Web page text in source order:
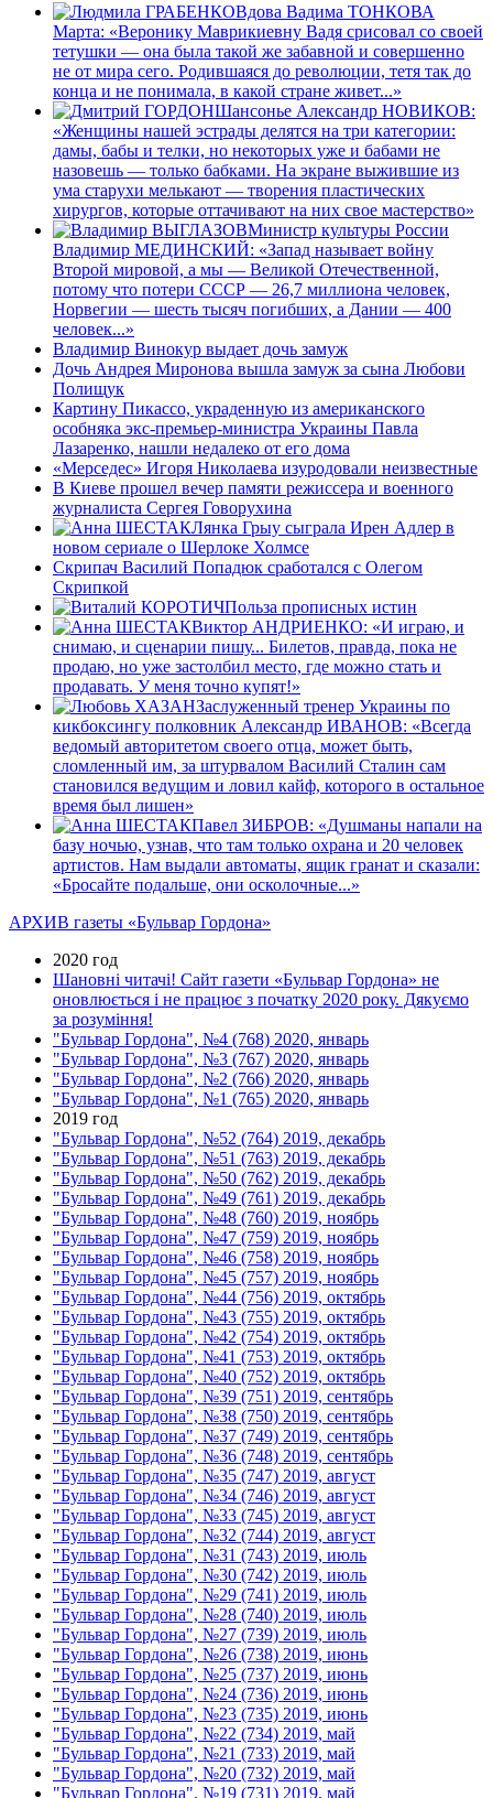
Вдова Вадима ТОНКОВА
Марта: «Веронику Маврикиевну Вадя срисовал со своей
тетушки — она была такой же забавной и совершенно
не от мира сего. Родившаяся до революции, тетя так до
конца и не понимала, в какой стране живет...»
Шансонье Александр НОВИКОВ:
«Женщины нашей эстрады делятся на три категории:
дамы, бабы и телки, но некоторых уже и бабами не
назовешь — только бабками. На экране выжившие из
ума старухи мелькают — творения пластических
хирургов, которые оттачивают на них свое мастерство»
Министр культуры России
Владимир МЕДИНСКИЙ: «Запад называет войну
Второй мировой, а мы — Великой Отечественной,
потому что потери СССР — 26,7 миллиона человек,
Норвегии — шесть тысяч погибших, а Дании — 400
человек...»
Владимир Винокур выдает дочь замуж
Дочь Андрея Миронова вышла замуж за сына Любови
Полищук
Картину Пикассо, украденную из американского
особняка экс-премьер-министра Украины Павла
Лазаренко, нашли недалеко от его дома
«Мерседес» Игоря Николаева изуродовали неизвестные
В Киеве прошел вечер памяти режиссера и военного
журналиста Сергея Говорухина
Лянка Грыу сыграла Ирен Адлер в
новом сериале о Шерлоке Холмсе
Скрипач Василий Попадюк сработался с Олегом
Скрипкой
Польза прописных истин
Виктор АНДРИЕНКО: «И играю, и
снимаю, и сценарии пишу... Билетов, правда, пока не
продаю, но уже застолбил место, где можно стать и
продавать. У меня точно купят!»
Заслуженный тренер Украины по
кикбоксингу полковник Александр ИВАНОВ: «Всегда
ведомый авторитетом своего отца, может быть,
сломленный им, за штурвалом Василий Сталин сам
становился ведущим и ловил кайф, которого в остальное
время был лишен»
Павел ЗИБРОВ: «Душманы напали на
базу ночью, узнав, что там только охрана и 20 человек
артистов. Нам выдали автоматы, ящик гранат и сказали:
«Бросайте подальше, они осколочные...»
АРХИВ газеты «Бульвар Гордона»
2020 год
Шановні читачі! Сайт газети «Бульвар Гордона» не
оновлюється і не працює з початку 2020 року. Дякуємо
за розуміння!
"Бульвар Гордона", №4 (768) 2020, январь
"Бульвар Гордона", №3 (767) 2020, январь
"Бульвар Гордона", №2 (766) 2020, январь
"Бульвар Гордона", №1 (765) 2020, январь
2019 год
"Бульвар Гордона", №52 (764) 2019, декабрь
"Бульвар Гордона", №51 (763) 2019, декабрь
"Бульвар Гордона", №50 (762) 2019, декабрь
"Бульвар Гордона", №49 (761) 2019, декабрь
"Бульвар Гордона", №48 (760) 2019, ноябрь
"Бульвар Гордона", №47 (759) 2019, ноябрь
"Бульвар Гордона", №46 (758) 2019, ноябрь
"Бульвар Гордона", №45 (757) 2019, ноябрь
"Бульвар Гордона", №44 (756) 2019, октябрь
"Бульвар Гордона", №43 (755) 2019, октябрь
"Бульвар Гордона", №42 (754) 2019, октябрь
"Бульвар Гордона", №41 (753) 2019, октябрь
"Бульвар Гордона", №40 (752) 2019, октябрь
"Бульвар Гордона", №39 (751) 2019, сентябрь
"Бульвар Гордона", №38 (750) 2019, сентябрь
"Бульвар Гордона", №37 (749) 2019, сентябрь
"Бульвар Гордона", №36 (748) 2019, сентябрь
"Бульвар Гордона", №35 (747) 2019, август
"Бульвар Гордона", №34 (746) 2019, август
"Бульвар Гордона", №33 (745) 2019, август
"Бульвар Гордона", №32 (744) 2019, август
"Бульвар Гордона", №31 (743) 2019, июль
"Бульвар Гордона", №30 (742) 2019, июль
"Бульвар Гордона", №29 (741) 2019, июль
"Бульвар Гордона", №28 (740) 2019, июль
"Бульвар Гордона", №27 (739) 2019, июль
"Бульвар Гордона", №26 (738) 2019, июнь
"Бульвар Гордона", №25 (737) 2019, июнь
"Бульвар Гордона", №24 (736) 2019, июнь
"Бульвар Гордона", №23 (735) 2019, июнь
"Бульвар Гордона", №22 (734) 2019, май
"Бульвар Гордона", №21 (733) 2019, май
"Бульвар Гордона", №20 (732) 2019, май
"Бульвар Гордона", №19 (731) 2019, май